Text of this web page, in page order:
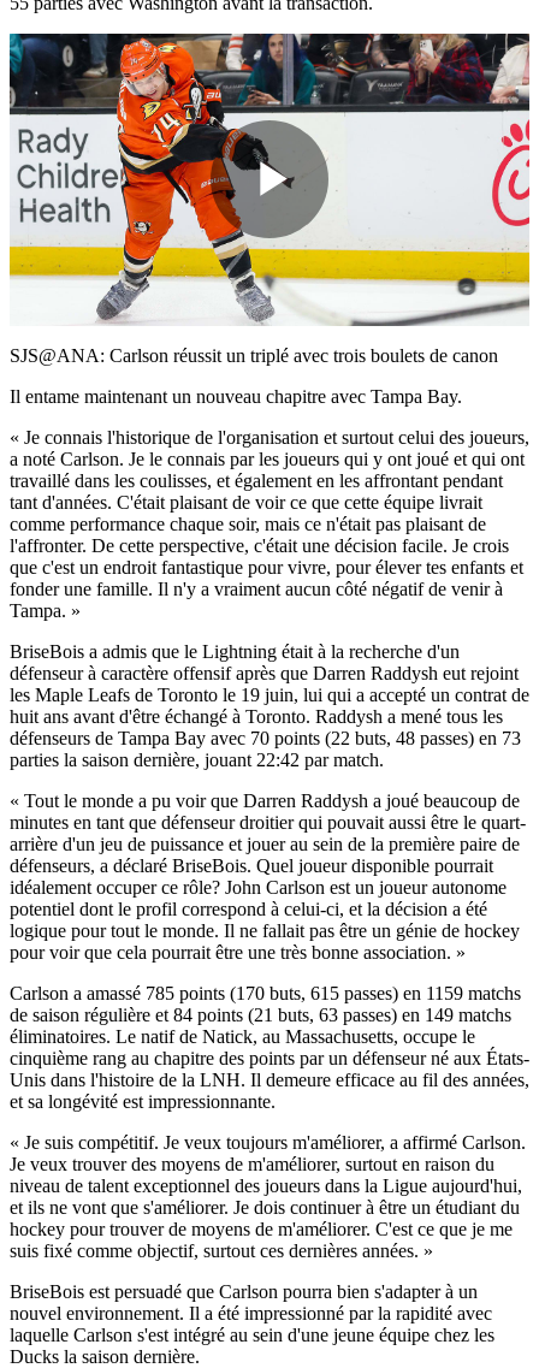
Play
Video
SJS@ANA: Carlson réussit un triplé avec trois boulets de canon
Il entame maintenant un nouveau chapitre avec Tampa Bay.
« Je connais l'historique de l'organisation et surtout celui des joueurs,
a noté Carlson. Je le connais par les joueurs qui y ont joué et qui ont
travaillé dans les coulisses, et également en les affrontant pendant
tant d'années. C'était plaisant de voir ce que cette équipe livrait
comme performance chaque soir, mais ce n'était pas plaisant de
l'affronter. De cette perspective, c'était une décision facile. Je crois
que c'est un endroit fantastique pour vivre, pour élever tes enfants et
fonder une famille. Il n'y a vraiment aucun côté négatif de venir à
Tampa. »
BriseBois a admis que le Lightning était à la recherche d'un
défenseur à caractère offensif après que Darren Raddysh eut rejoint
les Maple Leafs de Toronto le 19 juin, lui qui a accepté un contrat de
huit ans avant d'être échangé à Toronto. Raddysh a mené tous les
défenseurs de Tampa Bay avec 70 points (22 buts, 48 passes) en 73
parties la saison dernière, jouant 22:42 par match.
« Tout le monde a pu voir que Darren Raddysh a joué beaucoup de
minutes en tant que défenseur droitier qui pouvait aussi être le quart-
arrière d'un jeu de puissance et jouer au sein de la première paire de
défenseurs, a déclaré BriseBois. Quel joueur disponible pourrait
idéalement occuper ce rôle? John Carlson est un joueur autonome
potentiel dont le profil correspond à celui-ci, et la décision a été
logique pour tout le monde. Il ne fallait pas être un génie de hockey
pour voir que cela pourrait être une très bonne association. »
Carlson a amassé 785 points (170 buts, 615 passes) en 1159 matchs
de saison régulière et 84 points (21 buts, 63 passes) en 149 matchs
éliminatoires. Le natif de Natick, au Massachusetts, occupe le
cinquième rang au chapitre des points par un défenseur né aux États-
Unis dans l'histoire de la LNH. Il demeure efficace au fil des années,
et sa longévité est impressionnante.
« Je suis compétitif. Je veux toujours m'améliorer, a affirmé Carlson.
Je veux trouver des moyens de m'améliorer, surtout en raison du
niveau de talent exceptionnel des joueurs dans la Ligue aujourd'hui,
et ils ne vont que s'améliorer. Je dois continuer à être un étudiant du
hockey pour trouver de moyens de m'améliorer. C'est ce que je me
suis fixé comme objectif, surtout ces dernières années. »
BriseBois est persuadé que Carlson pourra bien s'adapter à un
nouvel environnement. Il a été impressionné par la rapidité avec
laquelle Carlson s'est intégré au sein d'une jeune équipe chez les
Ducks la saison dernière.